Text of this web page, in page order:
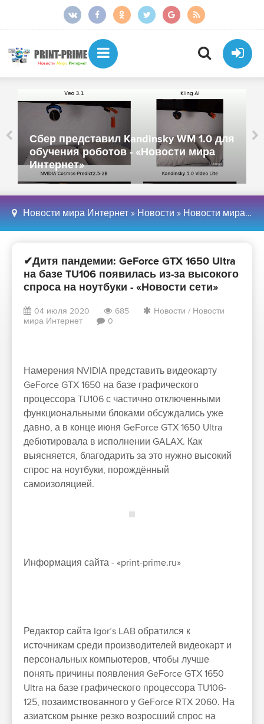
Сбер представил Kandinsky WM 1.0 для
обучения роботов - «Новости мира
Интернет»
Новости мира Интернет » Новости » Новости мира Интернет
✔Дитя пандемии: GeForce GTX 1650 Ultra
на базе TU106 появилась из-за высокого
спроса на ноутбуки - «Новости сети»
04 июля 2020 685 Новости / Новости
мира Интернет
0
Намерения NVIDIA представить видеокарту
GeForce GTX 1650 на базе графического
процессора TU106 с частично отключенными
функциональными блоками обсуждались уже
давно, а в конце июня GeForce GTX 1650 Ultra
дебютировала в исполнении GALAX. Как
выясняется, благодарить за это нужно высокий
спрос на ноутбуки, порождённый
самоизоляцией.
Информация сайта - «print-prime.ru»
Редактор сайта Igor’s LAB обратился к
источникам среди производителей видеокарт и
персональных компьютеров, чтобы лучше
понять причины появления GeForce GTX 1650
Ultra на базе графического процессора TU106-
125, позаимствованного у GeForce RTX 2060. На
азиатском рынке резко возросший спрос на